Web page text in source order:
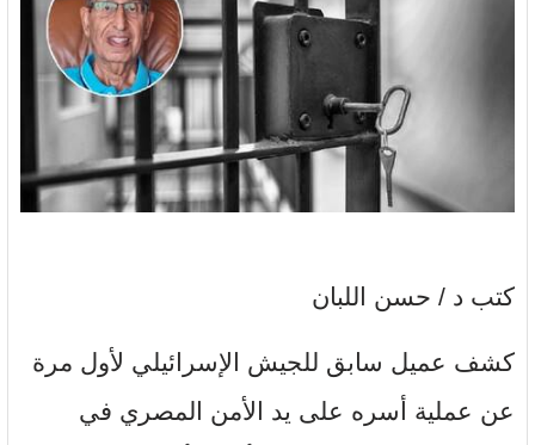
كتب د / حسن اللبان
كشف عميل سابق للجيش الإسرائيلي لأول مرة
عن عملية أسره على يد الأمن المصري في